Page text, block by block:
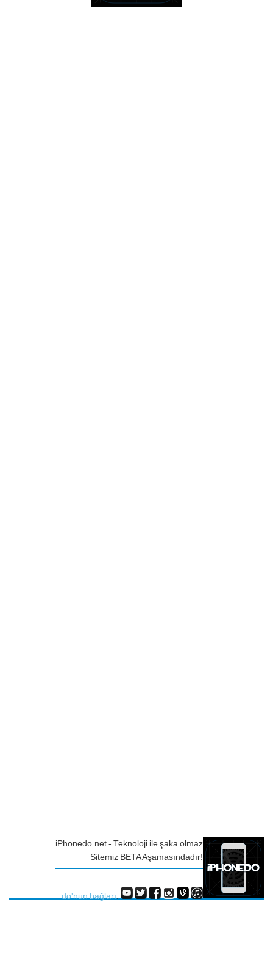
iPhonedo.net - Teknoloji ile şaka olmaz
Sitemiz BETA Aşamasındadır!
do'nun bağları: